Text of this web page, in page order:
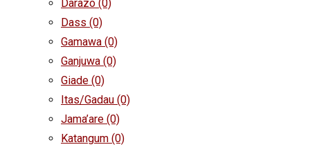
Darazo (0)
Dass (0)
Gamawa (0)
Ganjuwa (0)
Giade (0)
Itas/Gadau (0)
Jama’are (0)
Katangum (0)